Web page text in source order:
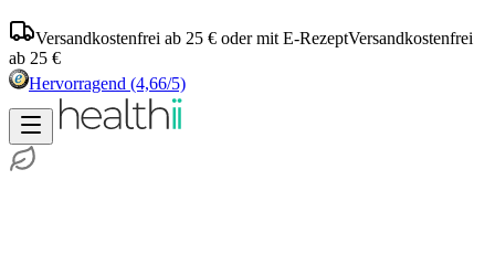
Versandkostenfrei ab 25 € oder mit E-RezeptVersandkostenfrei
ab 25 €
Hervorragend (4,66/5)